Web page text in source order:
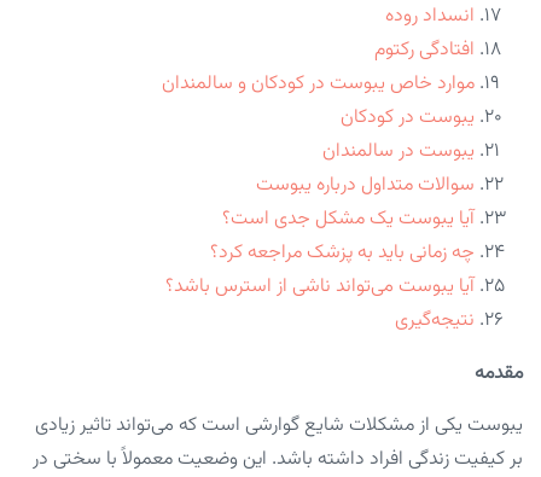
انسداد روده
افتادگی رکتوم
موارد خاص یبوست در کودکان و سالمندان
یبوست در کودکان
یبوست در سالمندان
سوالات متداول درباره یبوست
آیا یبوست یک مشکل جدی است؟
چه زمانی باید به پزشک مراجعه کرد؟
آیا یبوست می‌تواند ناشی از استرس باشد؟
نتیجه‌گیری
مقدمه
یبوست یکی از مشکلات شایع گوارشی است که می‌تواند تاثیر زیادی
بر کیفیت زندگی افراد داشته باشد. این وضعیت معمولاً با سختی در